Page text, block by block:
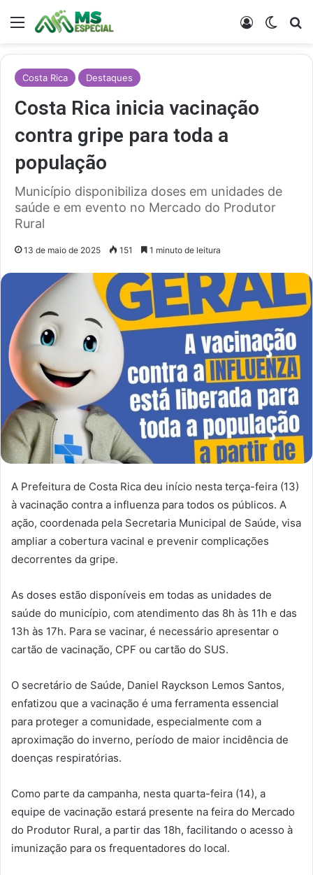
Menu Entrar
Costa Rica Destaques
Costa Rica inicia vacinação
contra gripe para toda a
população
Município disponibiliza doses em unidades de
saúde e em evento no Mercado do Produtor
Rural
13 de maio de 2025 151 1 minuto de leitura
A Prefeitura de Costa Rica deu início nesta terça-feira (13)
à vacinação contra a influenza para todos os públicos. A
ação, coordenada pela Secretaria Municipal de Saúde, visa
ampliar a cobertura vacinal e prevenir complicações
decorrentes da gripe.
As doses estão disponíveis em todas as unidades de
saúde do município, com atendimento das 8h às 11h e das
13h às 17h. Para se vacinar, é necessário apresentar o
cartão de vacinação, CPF ou cartão do SUS.
O secretário de Saúde, Daniel Rayckson Lemos Santos,
enfatizou que a vacinação é uma ferramenta essencial
para proteger a comunidade, especialmente com a
aproximação do inverno, período de maior incidência de
doenças respiratórias.
Como parte da campanha, nesta quarta-feira (14), a
equipe de vacinação estará presente na feira do Mercado
do Produtor Rural, a partir das 18h, facilitando o acesso à
imunização para os frequentadores do local.